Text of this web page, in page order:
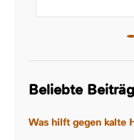
Beliebte
Was hilft gegen kalte